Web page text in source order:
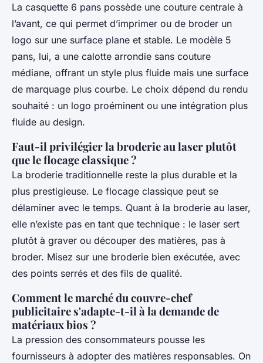
La casquette 6 pans possède une couture centrale à
l’avant, ce qui permet d’imprimer ou de broder un
logo sur une surface plane et stable. Le modèle 5
pans, lui, a une calotte arrondie sans couture
médiane, offrant un style plus fluide mais une surface
de marquage plus courbe. Le choix dépend du rendu
souhaité : un logo proéminent ou une intégration plus
fluide au design.
Faut-il privilégier la broderie au laser plutôt
que le flocage classique ?
La broderie traditionnelle reste la plus durable et la
plus prestigieuse. Le flocage classique peut se
délaminer avec le temps. Quant à la broderie au laser,
elle n’existe pas en tant que technique : le laser sert
plutôt à graver ou découper des matières, pas à
broder. Misez sur une broderie bien exécutée, avec
des points serrés et des fils de qualité.
Comment le marché du couvre-chef
publicitaire s'adapte-t-il à la demande de
matériaux bios ?
La pression des consommateurs pousse les
fournisseurs à adopter des matières responsables. On